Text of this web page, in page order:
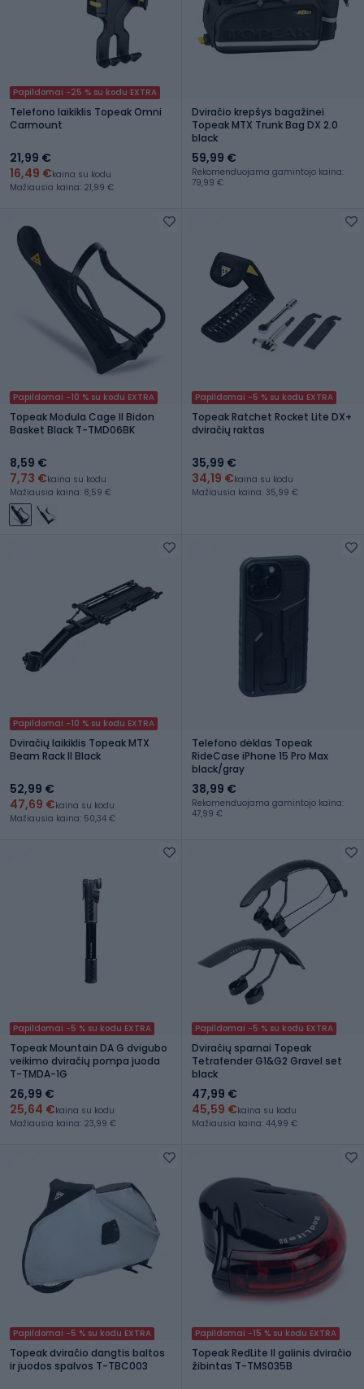
Papildomai -25 % su kodu EXTRA
Telefono laikiklis Topeak Omni
Carmount
21,99 €
16,49 €kaina su kodu
Mažiausia kaina: 21,99 €
Dviračio krepšys bagažinei
Topeak MTX Trunk Bag DX 2.0
black
59,99 €
Rekomenduojama gamintojo kaina:
79,99 €
Papildomai -10 % su kodu EXTRA
Topeak Modula Cage II Bidon
Basket Black T-TMD06BK
8,59 €
7,73 €kaina su kodu
Mažiausia kaina: 8,59 €
Papildomai -5 % su kodu EXTRA
Topeak Ratchet Rocket Lite DX+
dviračių raktas
35,99 €
34,19 €kaina su kodu
Mažiausia kaina: 35,99 €
Papildomai -10 % su kodu EXTRA
Dviračių laikiklis Topeak MTX
Beam Rack II Black
52,99 €
47,69 €kaina su kodu
Mažiausia kaina: 50,34 €
Telefono dėklas Topeak
RideCase iPhone 15 Pro Max
black/gray
38,99 €
Rekomenduojama gamintojo kaina:
47,99 €
Papildomai -5 % su kodu EXTRA
Topeak Mountain DA G dvigubo
veikimo dviračių pompa juoda
T-TMDA-1G
26,99 €
25,64 €kaina su kodu
Mažiausia kaina: 23,99 €
Papildomai -5 % su kodu EXTRA
Dviračių sparnai Topeak
Tetrafender G1&G2 Gravel set
black
47,99 €
45,59 €kaina su kodu
Mažiausia kaina: 44,99 €
Papildomai -5 % su kodu EXTRA
Topeak dviračio dangtis baltos
ir juodos spalvos T-TBC003
Papildomai -15 % su kodu EXTRA
Topeak RedLite II galinis dviračio
žibintas T-TMS035B